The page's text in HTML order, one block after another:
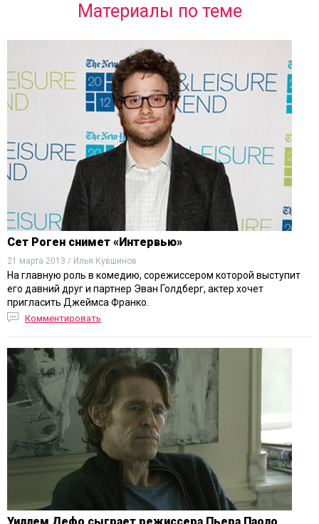
Материалы по теме
Сет Роген снимет «Интервью»
21 марта 2013 / Илья Кувшинов
На главную роль в комедию, сорежиссером которой выступит
его давний друг и партнер Эван Голдберг, актер хочет
пригласить Джеймса Франко.
Комментировать